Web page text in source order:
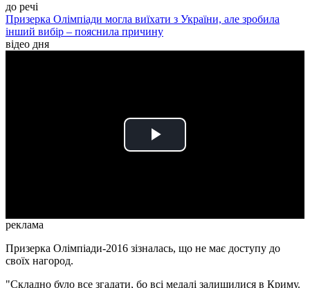
до речі
Призерка Олімпіади могла виїхати з України, але зробила
інший вибір – пояснила причину
відео дня
Play
реклама
Призерка Олімпіади-2016 зізналась, що не має доступу до
своїх нагород.
"Складно було все згадати, бо всі медалі залишилися в Криму.